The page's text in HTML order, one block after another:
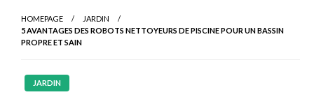
HOMEPAGE
JARDIN
5 AVANTAGES DES ROBOTS NETTOYEURS DE PISCINE POUR UN BASSIN
PROPRE ET SAIN
JARDIN